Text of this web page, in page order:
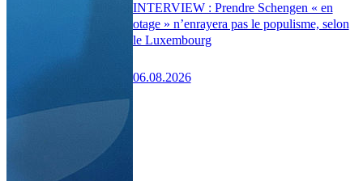
INTERVIEW : Prendre Schengen « en
otage » n’enrayera pas le populisme, selon
le Luxembourg
06.08.2026